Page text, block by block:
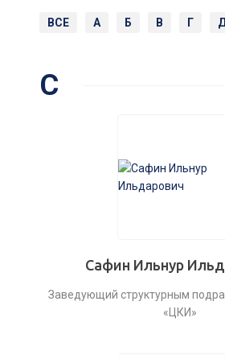
ВСЕ А Б В Г
С
Сафин Ильнур
Заведующий структурным
«ЦКИ»